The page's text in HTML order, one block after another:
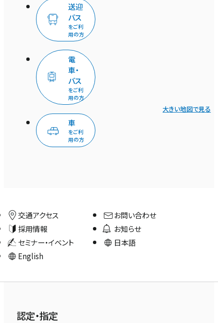
交通アクセス
お問い合わせ
採用情報
お知らせ
セミナー・イベント
日本語
English
送迎
バス
をご利
用の方
電
車・
バス
をご利
用の方
車
をご利
用の方
大きい地図で見る
認定・指定